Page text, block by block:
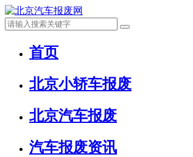
首页
北京小轿车报废
北京汽车报废
汽车报废资讯